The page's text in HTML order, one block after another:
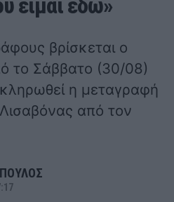
είμαι εδώ»
βρίσκεται ο
το Σάββατο (30/08)
η μεταγραφή
από τον